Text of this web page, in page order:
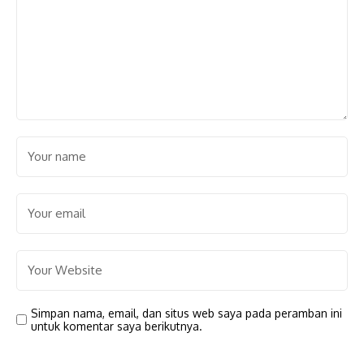
Simpan nama, email, dan situs web saya pada peramban ini
untuk komentar saya berikutnya.